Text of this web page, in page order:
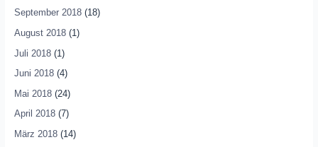
September 2018(18)
August 2018(1)
Juli 2018(1)
Juni 2018(4)
Mai 2018(24)
April 2018(7)
März 2018(14)